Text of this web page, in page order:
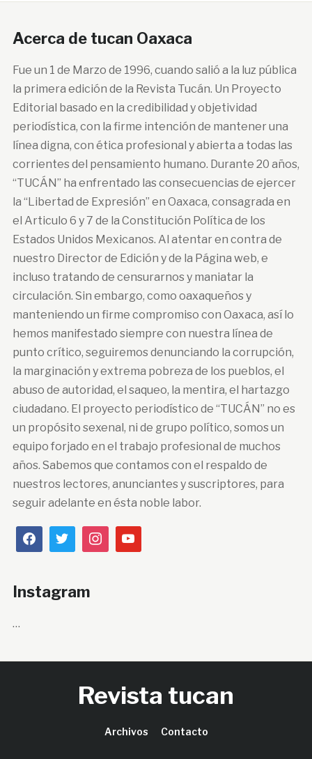
Acerca de tucan Oaxaca
Fue un 1 de Marzo de 1996, cuando salió a la luz pública
la primera edición de la Revista Tucán. Un Proyecto
Editorial basado en la credibilidad y objetividad
periodística, con la firme intención de mantener una
línea digna, con ética profesional y abierta a todas las
corrientes del pensamiento humano. Durante 20 años,
“TUCÁN” ha enfrentado las consecuencias de ejercer
la “Libertad de Expresión” en Oaxaca, consagrada en
el Articulo 6 y 7 de la Constitución Política de los
Estados Unidos Mexicanos. Al atentar en contra de
nuestro Director de Edición y de la Página web, e
incluso tratando de censurarnos y maniatar la
circulación. Sin embargo, como oaxaqueños y
manteniendo un firme compromiso con Oaxaca, así lo
hemos manifestado siempre con nuestra línea de
punto crítico, seguiremos denunciando la corrupción,
la marginación y extrema pobreza de los pueblos, el
abuso de autoridad, el saqueo, la mentira, el hartazgo
ciudadano. El proyecto periodístico de “TUCÁN” no es
un propósito sexenal, ni de grupo político, somos un
equipo forjado en el trabajo profesional de muchos
años. Sabemos que contamos con el respaldo de
nuestros lectores, anunciantes y suscriptores, para
seguir adelante en ésta noble labor.
Instagram
…
Revista tucan
Archivos Contacto